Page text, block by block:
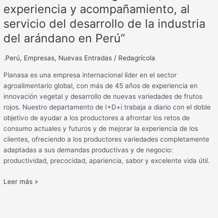
experiencia y acompañamiento, al
servicio del desarrollo de la industria
del arándano en Perú”
.Perú, Empresas, Nuevas Entradas / Redagrícola
Planasa es una empresa internacional líder en el sector
agroalimentario global, con más de 45 años de experiencia en
innovación vegetal y desarrollo de nuevas variedades de frutos
rojos. Nuestro departamento de I+D+i trabaja a diario con el doble
objetivo de ayudar a los productores a afrontar los retos de
consumo actuales y futuros y de mejorar la experiencia de los
clientes, ofreciendo a los productores variedades completamente
adaptadas a sus demandas productivas y de negocio:
productividad, precocidad, apariencia, sabor y excelente vida útil.
Perú”
Leer más »